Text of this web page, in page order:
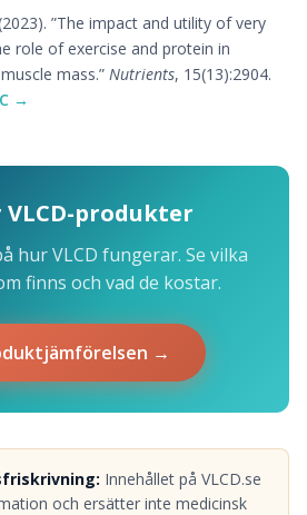
”The impact and utility of very
role of exercise and protein in
mass.” Nutrients, 15(13):2904.
→
VLCD-produkter
hur VLCD fungerar. Se vilka
finns och vad de kostar.
→
Innehållet på VLCD.se
och ersätter inte medicinsk